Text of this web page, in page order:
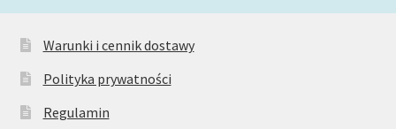
Warunki i cennik dostawy
Polityka prywatności
Regulamin